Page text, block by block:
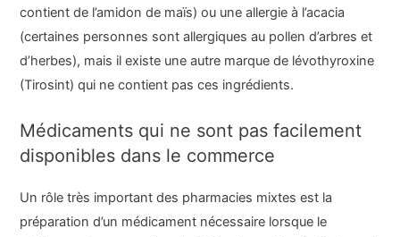
contient de l’amidon de maïs) ou une allergie à l’acacia
(certaines personnes sont allergiques au pollen d’arbres et
d’herbes), mais il existe une autre marque de lévothyroxine
(Tirosint) qui ne contient pas ces ingrédients.
Médicaments qui ne sont pas facilement
disponibles dans le commerce
Un rôle très important des pharmacies mixtes est la
préparation d’un médicament nécessaire lorsque le